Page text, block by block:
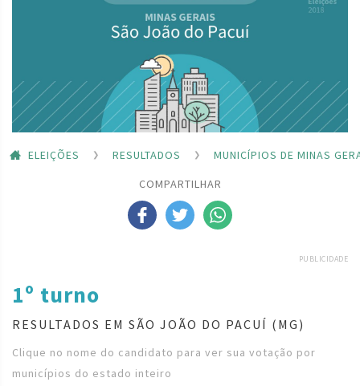
ELEIÇÕES RESULTADOS
MUNICÍPIOS DE MINAS
COMPARTILHAR
PUBLICIDADE
1º turno
RESULTADOS EM SÃO JOÃO DO PACUÍ (MG)
Clique no nome do candidato para ver sua votação por
municípios do estado inteiro